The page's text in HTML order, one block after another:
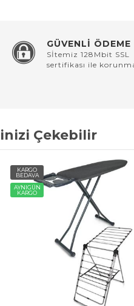
GÜVENLİ ÖDEME
Sİtemiz 128Mbit SSL
sertifikası ile
Çekebilir
KARGO
BEDAVA
AYNIGÜN
KARGO